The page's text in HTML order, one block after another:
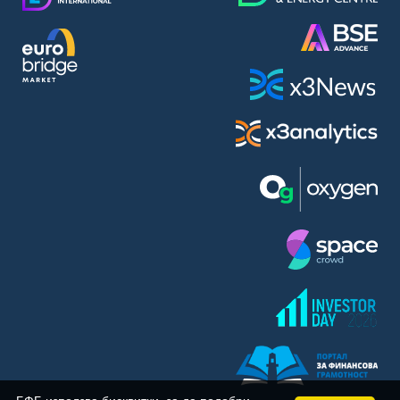
BASF SE (BAS)
Bayer AG (BAYN)
Bayerische Motoren Werke AG (BMW)
BE Semiconductor Industries N.V. (BSI)
Capital One Financial Corp. (CFX)